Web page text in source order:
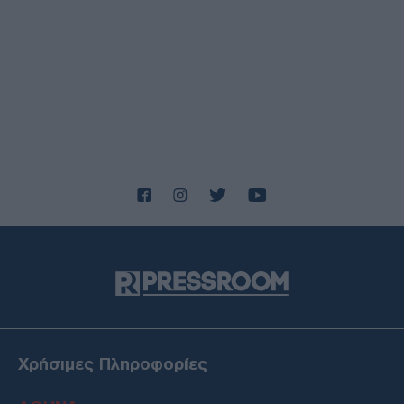
Πιθανόν ανήκει σε αγνοούμενο Γερμανό τουρίστα
τις ΗΠΑ — Δεν αρκεί η επιτροφή στις δεσμεύσεις για το
05/08/26 - 20:12
Οκτώ ναυτιλιακές ενώσεις κατά των διοδίων στo Στενό
του Ορμούζ, ζητούν ελεύθερη διέλευση
Χρήσιμες Πληροφορίες